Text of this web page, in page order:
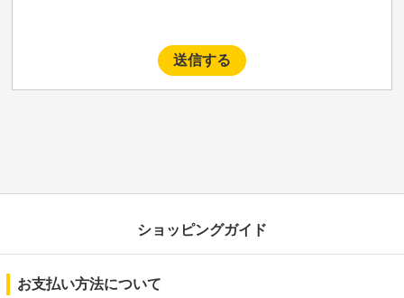
ショッピングガイド
お支払い方法について